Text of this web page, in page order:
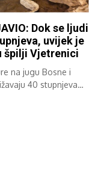
Dok se ljudi
uvijek je
špilji Vjetrenici
na jugu Bosne i
40 stupnjeva